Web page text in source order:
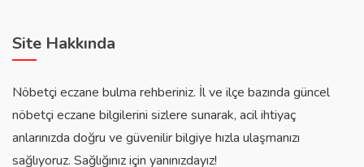
Site Hakkında
Nöbetçi eczane bulma rehberiniz. İl ve ilçe bazında güncel
nöbetçi eczane bilgilerini sizlere sunarak, acil ihtiyaç
anlarınızda doğru ve güvenilir bilgiye hızla ulaşmanızı
sağlıyoruz. Sağlığınız için yanınızdayız!